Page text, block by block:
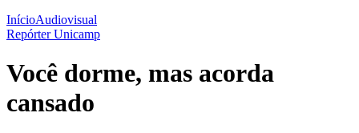
InícioAudiovisual
Repórter Unicamp
Você dorme, mas acorda
cansado